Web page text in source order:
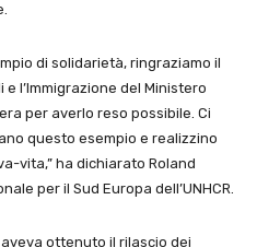
di solidarietà, ringraziamo il
l’Immigrazione del Ministero
per averlo reso possibile. Ci
questo esempio e realizzino
vita,” ha dichiarato Roland
per il Sud Europa dell’UNHCR.
aveva ottenuto il rilascio dei